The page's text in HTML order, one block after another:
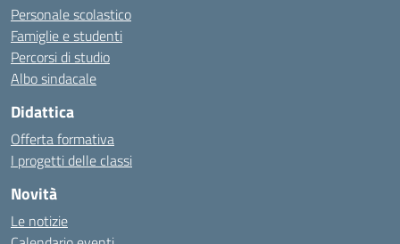
Personale scolastico
Famiglie e studenti
Percorsi di studio
Albo sindacale
Didattica
Offerta formativa
I progetti delle classi
Novità
Le notizie